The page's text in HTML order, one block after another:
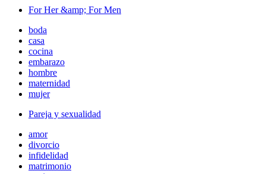
For Her &amp; For Men
boda
casa
cocina
embarazo
hombre
maternidad
mujer
Pareja y sexualidad
amor
divorcio
infidelidad
matrimonio